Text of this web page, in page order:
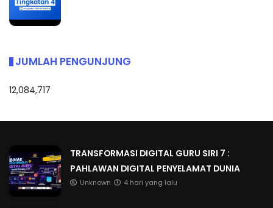
JUMLAH PENGUNJUNG
12,084,717
TRANSFORMASI DIGITAL GURU SIRI 7 :
PAHLAWAN DIGITAL PENYELAMAT DUNIA
Unknown 4 hari yang lalu